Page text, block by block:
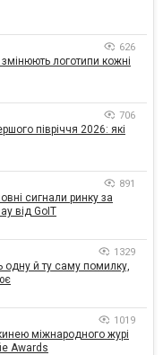
626
логотипи кожні
706
півріччя 2026: які
891
сигнали ринку за
від GoIT
1329
одну й ту саму помилку,
1019
міжнародного журі
Awards